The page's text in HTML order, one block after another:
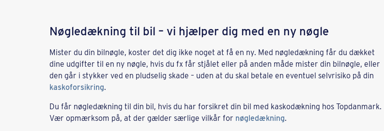
Nøgledækning til bil – vi hjælper dig med en ny nøgle
Mister du din bilnøgle, koster det dig ikke noget at få en ny. Med nøgledækning får du dækket
dine udgifter til en ny nøgle, hvis du fx får stjålet eller på anden måde mister din bilnøgle, eller
den går i stykker ved en pludselig skade – uden at du skal betale en eventuel selvrisiko på din
kaskoforsikring.
Du får nøgledækning til din bil, hvis du har forsikret din bil med kaskodækning hos Topdanmark.
Vær opmærksom på, at der gælder særlige vilkår for nøgledækning.